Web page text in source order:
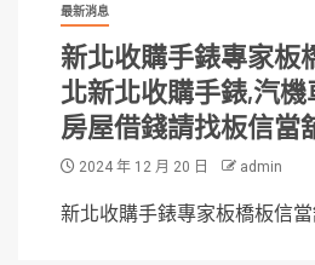
最新消息
新北收購手錶專家板
北新北收購手錶,汽
房屋借錢請找板信當
2024 年 12 月 20 日 admin
新北收購手錶專家板橋板信當